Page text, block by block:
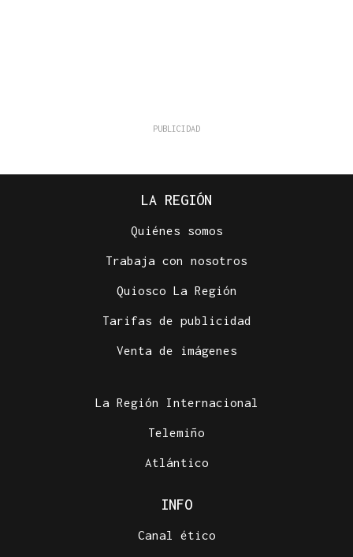
LA REGIÓN
Quiénes somos
Trabaja con nosotros
Quiosco La Región
Tarifas de publicidad
Venta de imágenes
La Región Internacional
Telemiño
Atlántico
INFO
Canal ético